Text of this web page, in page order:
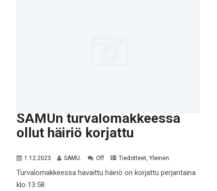
SAMUn turvalomakkeessa
ollut häiriö korjattu
1.12.2023 SAMU. Off Tiedotteet,Yleinen
Turvalomakkeessa havaittu häiriö on korjattu perjantaina
klo 13:58.